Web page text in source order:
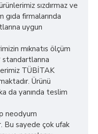
sızdırmaz ve
gıda firmalarında
uygun
mıknatıs ölçüm
TÜBİTAK
Ürünü
da yanında teslim
neodyum
Bu sayede çok ufak